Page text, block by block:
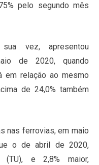
pelo segundo mês
vez, apresentou
de 2020, quando
em relação ao mesmo
de 24,0% também
nas ferrovias, em maio
o de abril de 2020,
(TU), e 2,8% maior,